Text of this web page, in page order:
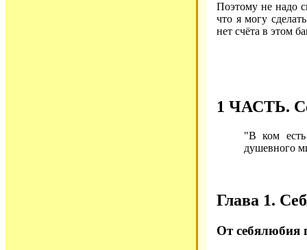
Поэтому не надо
что я могу
нет счёта в этом
1 ЧАСТЬ.
"В ком есть
душевного
Глава 1.
От себялюбия